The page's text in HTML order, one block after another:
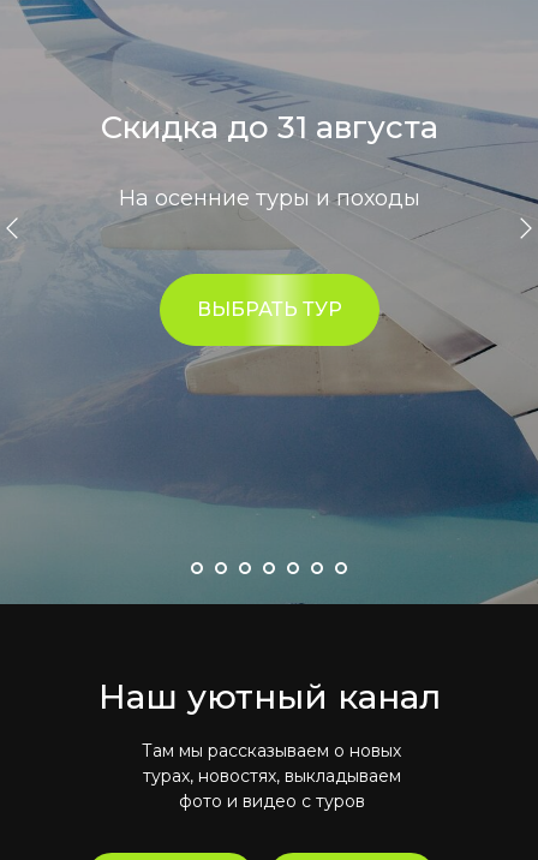
Скидка до 31 августа
На осенние туры и походы
ВЫБРАТЬ ТУР
Наш уютный канал
Там мы рассказываем о новых
турах, новостях, выкладываем
фото и видео с туров